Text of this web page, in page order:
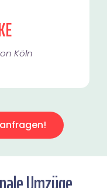
Köln​